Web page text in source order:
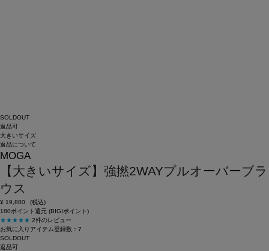
SOLDOUT
返品可
大きいサイズ
返品について
MOGA
【大きいサイズ】強撚2WAYプルオーバーブラ
ウス
¥ 19,800
(税込)
180ポイント還元 (BIGIポイント)
★★★★★ 2件のレビュー
お気に入りアイテム登録数： 7
SOLDOUT
返品可